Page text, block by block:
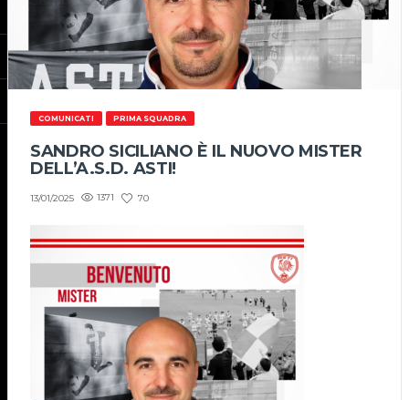
COMUNICATI PRIMA SQUADRA
SANDRO SICILIANO È IL NUOVO MISTER
DELL’A.S.D. ASTI!
13/01/2025 1371 70